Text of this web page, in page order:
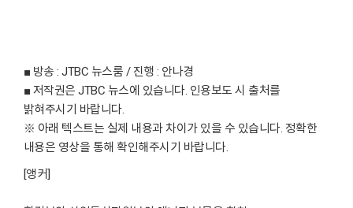
■ 방송 : JTBC 뉴스룸 / 진행 : 안나경
■ 저작권은 JTBC 뉴스에 있습니다. 인용보도 시 출처를
밝혀주시기 바랍니다.
※ 아래 텍스트는 실제 내용과 차이가 있을 수 있습니다. 정확한
내용은 영상을 통해 확인해주시기 바랍니다.
[앵커]